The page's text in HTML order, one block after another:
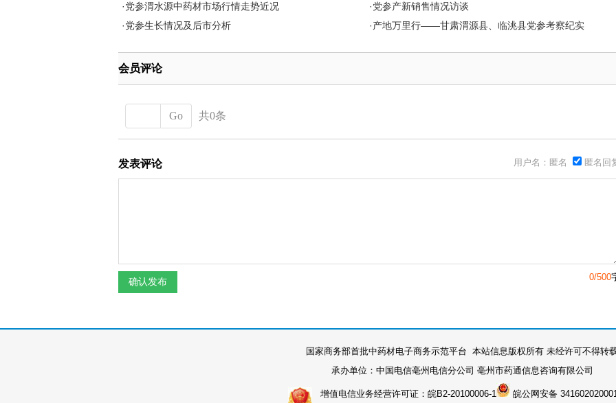
·党参渭水源中药材市场行情走势近况 ·党参产新销售情况访谈
·党参生长情况及后市分析 ·产地万里行——甘肃渭源县、临洮县党参考察纪实
会员评论
Go 共0条
发表评论 用户名：匿名 匿名回
0/500
国家商务部首批中药材电子商务示范平台 本站信息版权所有 未经许可不得转
承办单位：中国电信亳州电信分公司 亳州市药通信息咨询有限公司
增值电信业务经营许可证：皖B2-20100006-1 皖公网安备